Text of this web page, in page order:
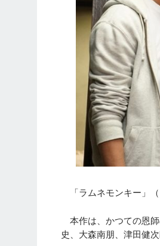
「ラムネモンキー」（
本作は、かつての恩
史、大森南朋、津田健